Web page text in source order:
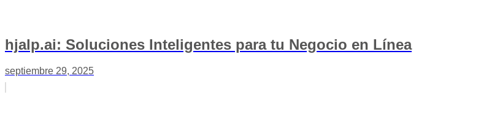
hjalp.ai: Soluciones Inteligentes para tu Negocio en Línea
septiembre 29, 2025